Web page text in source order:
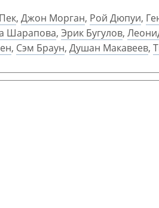
, Джон Морган, Рой Дюпуи,
Шарапова, Эрик Бугулов,
, Сэм Браун, Душан Макавеев,